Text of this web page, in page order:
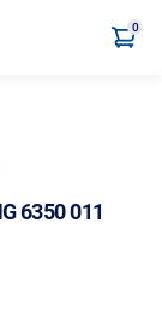
0
6350 011